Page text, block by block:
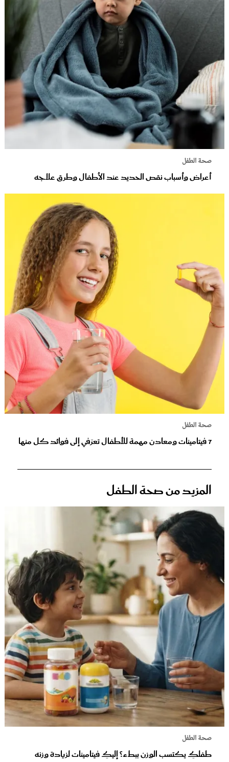
صحة الطفل
أعراض وأسباب نقص الحديد عند الأطفال وطرق علاجه
صحة الطفل
7 فيتامينات ومعادن مهمة للأطفال تعرّفي إلى فوائد كل منها
المزيد من صحة الطفل
صحة الطفل
طفلكِ يكتسب الوزن ببطء؟ إليكِ فيتامينات لزيادة وزنه